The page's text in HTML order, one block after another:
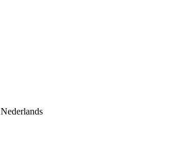
Nederlands